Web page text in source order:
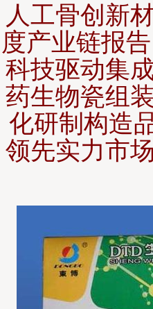
人工骨创新
度产业链报
科技驱动集
药生物瓷组
化研制构造
领先实力市